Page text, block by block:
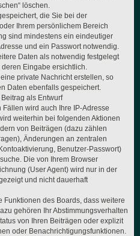
löschen.
die Sie bei der
Ihrem persönlichem Bereich
sind mindestens ein eindeutiger
und ein Passwort notwendig.
Daten als notwendig festgelegt
Eingabe ersichtlich.
private Nachricht erstellen, so
Daten ebenfalls gespeichert.
als Entwurf
wird auch Ihre IP-Adresse
weiterhin bei folgenden Aktionen
von Beiträgen (dazu zählen
Änderungen an zentralen
Benutzer-Passwort)
Die von Ihrem Browser
(User Agent) wird nur in der
und nicht dauerhaft
des Boards, dass weitere
gehören Ihr Abstimmungsverhalten
von Ihren Beiträgen oder explizit
oder Benachrichtigungsfunktionen.